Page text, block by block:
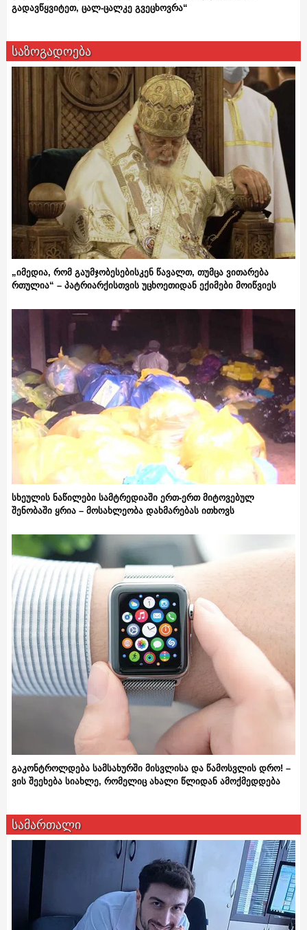
გადავწყვიტეთ, ცალ-ცალკე გვეცხოვრა“
საზოგადოება
„იმედია, რომ გაუმჯობესებისკენ წავალთ, თუმცა ვითარება
რთულია“ – პატრიარქისთვის უცხოეთიდან ექიმები მოიწვიეს
სხეულის ნაწილები სამტრედიაში ერთ-ერთ მიტოვებულ
შენობაში ყრია – მოსახლეობა დახმარებას ითხოვს
გაკონტროლდება სამსახურში მისვლისა და წამოსვლის დრო! –
ვის შეეხება სიახლე, რომელიც ახალი წლიდან ამოქმედდება
სამართალი